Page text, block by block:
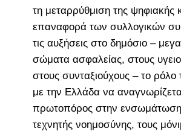
τη μεταρρύθμιση της ψηφιακής
επαναφορά των συλλογικών
τις αυξήσεις στο δημόσιο –
σώματα ασφαλείας, στους
στους συνταξιούχους – το ρόλο
με την Ελλάδα να
πρωτοπόρος στην ενσωμάτωση
τεχνητής νοημοσύνης, τους